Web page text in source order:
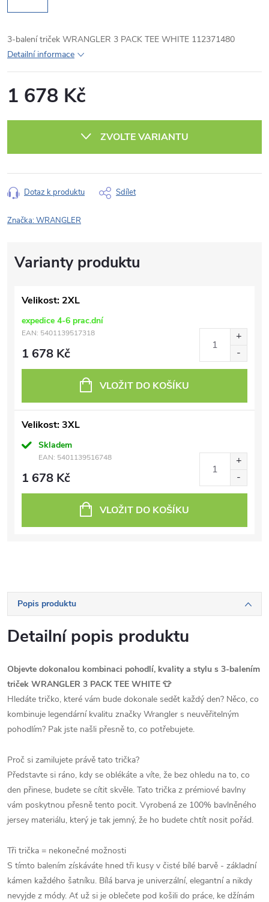
3-balení triček WRANGLER 3 PACK TEE WHITE 112371480
Detailní informace
1 678 Kč
ZVOLTE VARIANTU
Dotaz k produktu Sdílet
Značka:WRANGLER
Velikost: 2XL
expedice 4-6 prac.dní
EAN: 5401139517318
1 678 Kč
VLOŽIT DO KOŠÍKU
Velikost: 3XL
Skladem
EAN: 5401139516748
1 678 Kč
VLOŽIT DO KOŠÍKU
Popis produktu
Detailní popis produktu
Objevte dokonalou kombinaci pohodlí, kvality a stylu s 3-balením
triček WRANGLER 3 PACK TEE WHITE 👕
Hledáte tričko, které vám bude dokonale sedět každý den? Něco, co
kombinuje legendární kvalitu značky Wrangler s neuvěřitelným
pohodlím? Pak jste našli přesně to, co potřebujete.
Proč si zamilujete právě tato trička?
Představte si ráno, kdy se oblékáte a víte, že bez ohledu na to, co
den přinese, budete se cítit skvěle. Tato trička z prémiové bavlny
vám poskytnou přesně tento pocit. Vyrobená ze 100% bavlněného
jersey materiálu, který je tak jemný, že ho budete chtít nosit pořád.
Tři trička = nekonečné možnosti
S tímto balením získáváte hned tři kusy v čisté bílé barvě - základní
kámen každého šatníku. Bílá barva je univerzální, elegantní a nikdy
nevyjde z módy. Ať už si je oblečete pod košili do práce, ke džínám